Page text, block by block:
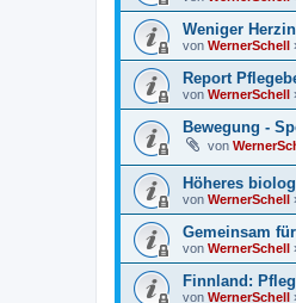
Weniger
von WernerSchell
Report
von WernerSchell
Bewegung -
von
Höheres
von WernerSchell
Gemeinsam
von WernerSchell
Finnland:
von WernerSchell